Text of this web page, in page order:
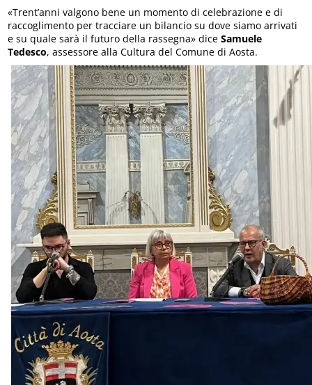
«Trent’anni valgono bene un momento di celebrazione e di
raccoglimento per tracciare un bilancio su dove siamo arrivati
e su quale sarà il futuro della rassegna» diceSamuele
Tedesco, assessore alla Cultura del Comune di Aosta.